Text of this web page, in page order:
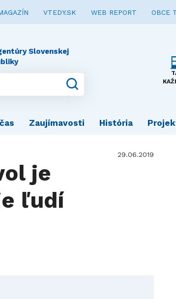
VTEDY.SK WEB REPORT OBCE
Slovenskej
Zaujímavosti História
29.06.2019
je
ľudí